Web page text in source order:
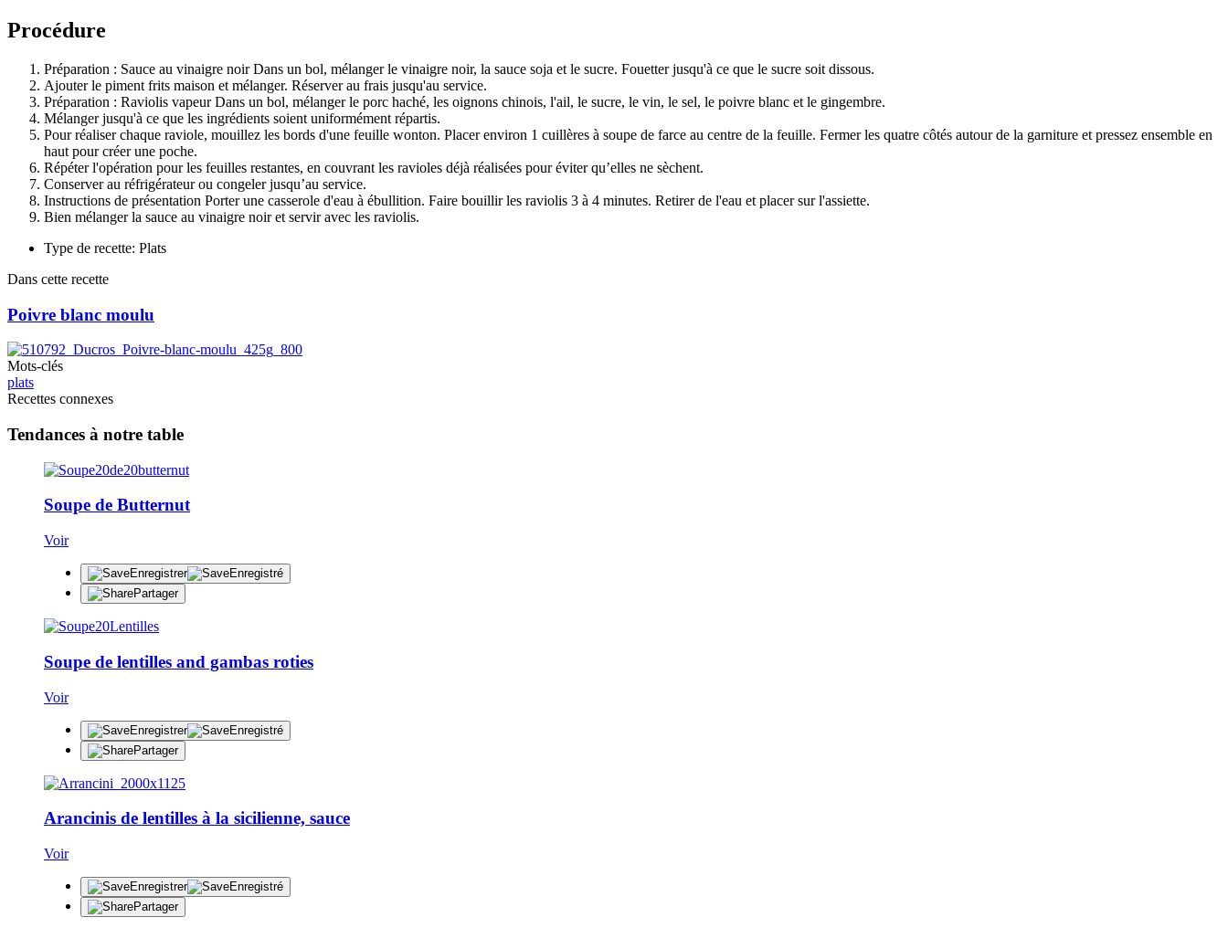
Procédure
Préparation : Sauce au vinaigre noir Dans un bol, mélanger le vinaigre noir, la sauce soja et le sucre. Fouetter jusqu'à ce que le sucre soit dissous.
Ajouter le piment frits maison et mélanger. Réserver au frais jusqu'au service.
Préparation : Raviolis vapeur Dans un bol, mélanger le porc haché, les oignons chinois, l'ail, le sucre, le vin, le sel, le poivre blanc et le gingembre.
Mélanger jusqu'à ce que les ingrédients soient uniformément répartis.
Pour réaliser chaque raviole, mouillez les bords d'une feuille wonton. Placer environ 1 cuillères à soupe de farce au centre de la feuille. Fermer les quatre côtés autour de la garniture et pressez ensemble en
haut pour créer une poche.
Répéter l'opération pour les feuilles restantes, en couvrant les ravioles déjà réalisées pour éviter qu’elles ne sèchent.
Conserver au réfrigérateur ou congeler jusqu’au service.
Instructions de présentation Porter une casserole d'eau à ébullition. Faire bouillir les raviolis 3 à 4 minutes. Retirer de l'eau et placer sur l'assiette.
Bien mélanger la sauce au vinaigre noir et servir avec les raviolis.
Type de recette: Plats
Dans cette recette
Poivre blanc moulu
Mots-clés
plats
Recettes connexes
Tendances à notre table
Soupe de Butternut
Voir
Enregistrer
Enregistré
Partager
Soupe de lentilles and gambas roties
Voir
Enregistrer
Enregistré
Partager
Arancinis de lentilles à la sicilienne, sauce
Voir
Enregistrer
Enregistré
Partager